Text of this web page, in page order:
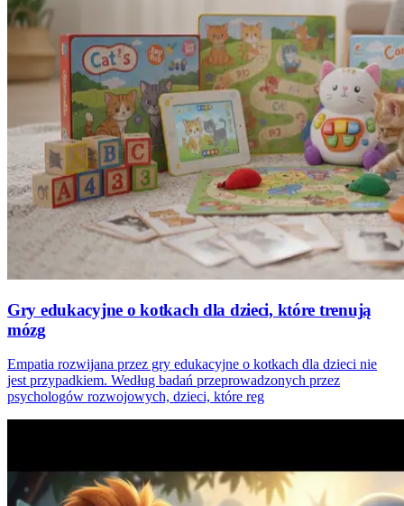
Gry edukacyjne o kotkach dla dzieci, które trenują
mózg
Empatia rozwijana przez gry edukacyjne o kotkach dla dzieci nie
jest przypadkiem. Według badań przeprowadzonych przez
psychologów rozwojowych, dzieci, które reg